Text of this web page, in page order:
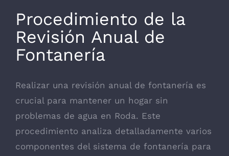
Procedimiento de la
Revisión Anual de
Fontanería
Realizar una revisión anual de fontanería es
crucial para mantener un hogar sin
problemas de agua en Roda. Este
procedimiento analiza detalladamente varios
componentes del sistema de fontanería para